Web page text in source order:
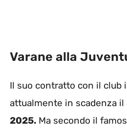
Varane alla
Il suo contratto con il club
attualmente in scadenza il
2025. Ma secondo il